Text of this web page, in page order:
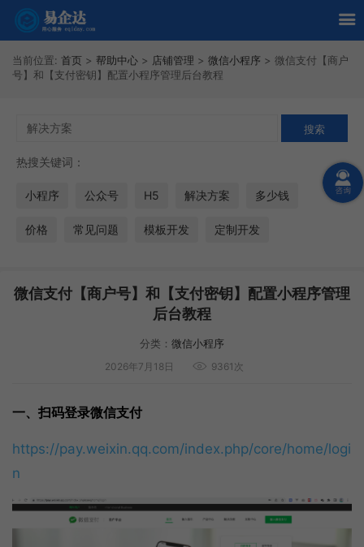
当前位置: 首页 > 帮助中心 > 店铺管理 > 微信小程序 > 微信支付【商户
号】和【支付密钥】配置小程序管理后台教程
热搜关键词：
小程序 公众号 H5 解决方案 多少钱
价格 常见问题 模板开发 定制开发
微信支付【商户号】和【支付密钥】配置小程序管理
后台教程
分类： 微信小程序
2026年7月18日 9361次
一、扫码登录微信支付
https://pay.weixin.qq.com/index.php/core/home/logi
n